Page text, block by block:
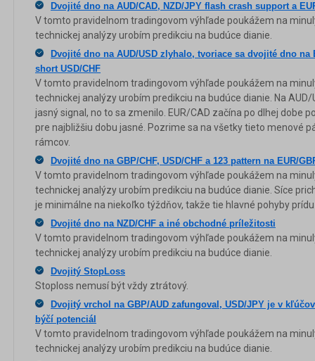
Dvojité dno na AUD/CAD, NZD/JPY flash crash support a
V tomto pravidelnom tradingovom výhľade poukážem na
technickej analýzy urobím predikciu na budúce dianie.
Dvojité dno na AUD/USD zlyhalo, tvoriace sa dvojité dno na
short USD/CHF
V tomto pravidelnom tradingovom výhľade poukážem na
technickej analýzy urobím predikciu na budúce dianie. Na
jasný signal, no to sa zmenilo. EUR/CAD začína po dlhej dobe
pre najbližšiu dobu jasné. Pozrime sa na všetky tieto menové
rámcov.
Dvojité dno na GBP/CHF, USD/CHF a 123 pattern na EUR/
V tomto pravidelnom tradingovom výhľade poukážem na
technickej analýzy urobím predikciu na budúce dianie. Síce
je minimálne na niekoľko týždňov, takže tie hlavné pohyby
Dvojité dno na NZD/CHF a iné obchodné príležitosti
V tomto pravidelnom tradingovom výhľade poukážem na
technickej analýzy urobím predikciu na budúce dianie.
Dvojitý StopLoss
Stoploss nemusí být vždy ztrátový.
Dvojitý vrchol na GBP/AUD zafungoval, USD/JPY je v
býčí potenciál
V tomto pravidelnom tradingovom výhľade poukážem na
technickej analýzy urobím predikciu na budúce dianie.